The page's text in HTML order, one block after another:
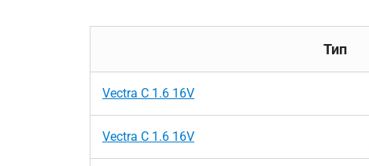
Тип
Vectra C 1.6 16V
Vectra C 1.6 16V